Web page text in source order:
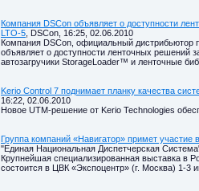
Компания DSCon объявляет о доступности
LTO-5 , DSCon, 16:25, 02.06.2010
Компания DSCon, официальный дистрибьютор
объявляет о доступности ленточных
автозагручики StorageLoader™ и ленточные
Kerio Control 7 поднимает планку качества
16:22, 02.06.2010
Новое UTM-решение от Kerio Technologies
Группа компаний «Навигатор» примет
"Единая Национальная Диспетчерская
Крупнейшая специализированная выставка в
состоится в ЦВК «Экспоцентр» (г. Москва) 1-3